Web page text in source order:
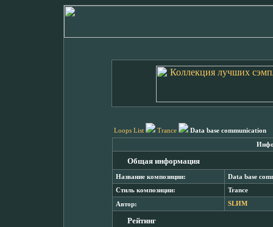
Loops List Trance Data base communication
Общая информация
Название композиции: Data base
Стиль композиции: Trance
Автор: SLИМ
Рейтинг